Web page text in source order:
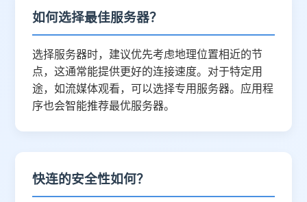
如何选择最佳服务器？
选择服务器时，建议优先考虑地理位置相近的节
点，这通常能提供更好的连接速度。对于特定用
途，如流媒体观看，可以选择专用服务器。应用程
序也会智能推荐最优服务器。
快连的安全性如何？